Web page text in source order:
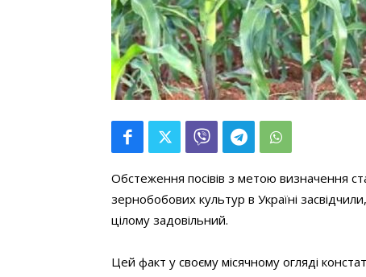
Обстеження посівів з метою визначення
зернобобових культур в Україні
цілому задовільний.
Цей факт у своєму місячному огляді